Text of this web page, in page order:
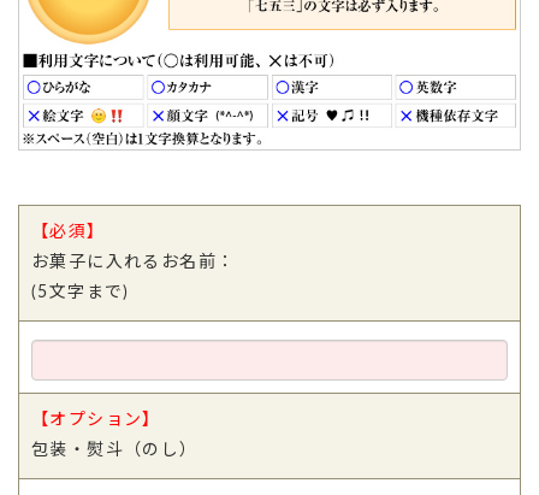
【必須】
お菓子に入れるお名前：
(5文字まで)
【オプション】
包装・熨斗（のし）